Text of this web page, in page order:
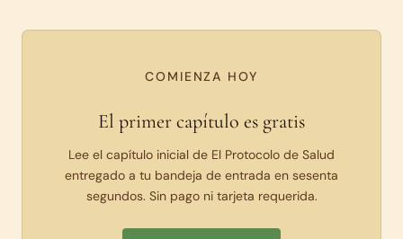
COMIENZA HOY
El primer capítulo es gratis
Lee el capítulo inicial de El Protocolo de Salud
entregado a tu bandeja de entrada en sesenta
segundos. Sin pago ni tarjeta requerida.